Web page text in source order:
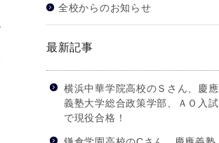
全校からのお知らせ
最新記事
横浜中華学院高校のＳさん、慶應
義塾大学総合政策学部、ＡＯ入試
で現役合格！